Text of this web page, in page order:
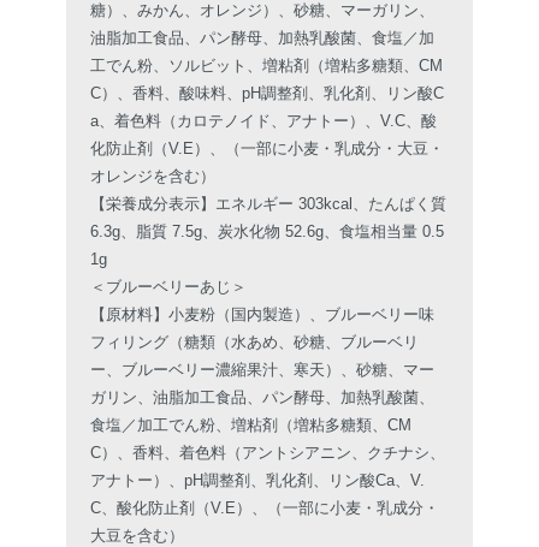
糖）、みかん、オレンジ）、砂糖、マーガリン、
油脂加工食品、パン酵母、加熱乳酸菌、食塩／加
工でん粉、ソルビット、増粘剤（増粘多糖類、CM
C）、香料、酸味料、pH調整剤、乳化剤、リン酸C
a、着色料（カロテノイド、アナトー）、V.C、酸
化防止剤（V.E）、（一部に小麦・乳成分・大豆・
オレンジを含む）
【栄養成分表示】エネルギー 303kcal、たんぱく質
6.3g、脂質 7.5g、炭水化物 52.6g、食塩相当量 0.5
1g
＜ブルーベリーあじ＞
【原材料】小麦粉（国内製造）、ブルーベリー味
フィリング（糖類（水あめ、砂糖、ブルーベリ
ー、ブルーベリー濃縮果汁、寒天）、砂糖、マー
ガリン、油脂加工食品、パン酵母、加熱乳酸菌、
食塩／加工でん粉、増粘剤（増粘多糖類、CM
C）、香料、着色料（アントシアニン、クチナシ、
アナトー）、pH調整剤、乳化剤、リン酸Ca、V.
C、酸化防止剤（V.E）、（一部に小麦・乳成分・
大豆を含む）